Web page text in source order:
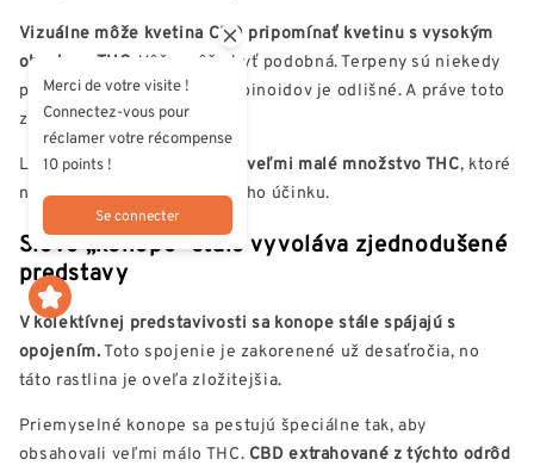
Vizuálne môže kvetina CBD pripomínať kvetinu s vysokým
obsahom THC. Vôňa môže byť podobná. Terpeny sú niekedy
podobné, ale zloženie kanabinoidov je odlišné. A práve toto
zloženie určuje účinky.
LegálnyCBD kvet obsahujeveľmi malé množstvo THC, ktoré
nestačí na vyvolanie opojného účinku.
Slovo „konope“ stále vyvoláva zjednodušené
predstavy
V kolektívnej predstavivosti sa konope stále spájajú s
opojením.Toto spojenie je zakorenené už desaťročia, no
táto rastlina je oveľa zložitejšia.
Priemyselné konope sa pestujú špeciálne tak, aby
obsahovali veľmi málo THC. CBD extrahované z týchto odrôd
Merci de votre visite !
Connectez-vous pour
réclamer votre récompense
10 points !
Se connecter